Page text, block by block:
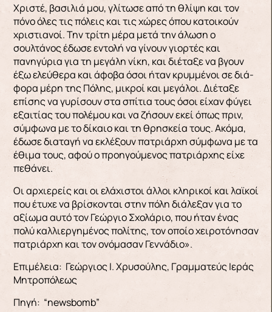
Χριστέ, βασιλιά μου, γλίτωσε από τη θλίψη και τον
πόνο όλες τις πόλεις και τις χώρες όπου κατοικούν
χριστιανοί. Την τρίτη μέρα μετά την άλωση ο
σουλτάνος έδωσε εντολή να γίνουν γιορτές και
πανηγύρια για τη μεγάλη νίκη, και διέταξε να βγουν
έξω ελεύθερα και άφοβα όσοι ήταν κρυμμένοι σε διά­
φορα μέρη της Πόλης, μικροί και μεγάλοι. Διέταξε
επίσης να γυρίσουν στα σπίτια τους όσοι είχαν φύγει
εξαιτίας του πολέμου και να ζήσουν εκεί όπως πριν,
σύμφωνα με το δίκαιο και τη θρησκεία τους. Ακόμα,
έδωσε διαταγή να εκλέξουν πα­τριάρχη σύμφωνα με τα
έθιμα τους, αφού ο προη­γούμενος πατριάρχης είχε
πεθάνει.
Οι αρχιερείς και οι ελάχιστοι άλλοι κληρικοί και λαϊκοί
που έτυχε να βρίσκονται στην πόλη διάλεξαν για το
αξίωμα αυτό τον Γεώργιο Σχολάριο, που ήταν έ­νας
πολύ καλλιεργημένος πολίτης, τον οποίο χει­ροτόνησαν
πατριάρχη και τον ονόμασαν Γεννά­διο».
Επιμέλεια: Γεώργιος Ι. Χρυσούλης, Γραμματεύς Ιεράς
Μητροπόλεως
Πηγή: “newsbomb”